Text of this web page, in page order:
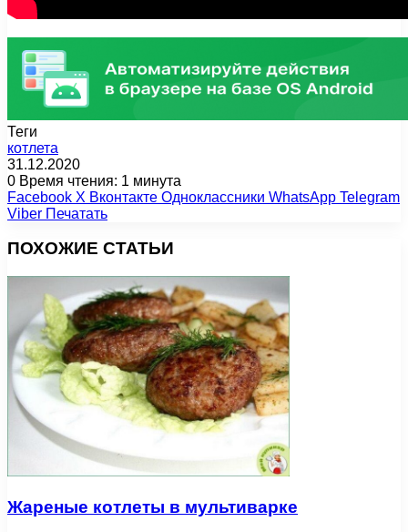
Теги
котлета
31.12.2020
0 Время чтения: 1 минута
Facebook X Вконтакте Одноклассники WhatsApp Telegram
Viber Печатать
ПОХОЖИЕ СТАТЬИ
Жареные котлеты в мультиварке